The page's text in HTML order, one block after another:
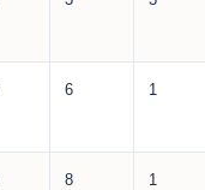
6 1
8 1